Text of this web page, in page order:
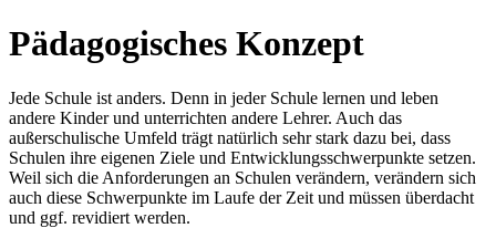
Pädagogisches Konzept
Jede Schule ist anders. Denn in jeder Schule lernen und leben
andere Kinder und unterrichten andere Lehrer. Auch das
außerschulische Umfeld trägt natürlich sehr stark dazu bei, dass
Schulen ihre eigenen Ziele und Entwicklungsschwerpunkte setzen.
Weil sich die Anforderungen an Schulen verändern, verändern sich
auch diese Schwerpunkte im Laufe der Zeit und müssen überdacht
und ggf. revidiert werden.